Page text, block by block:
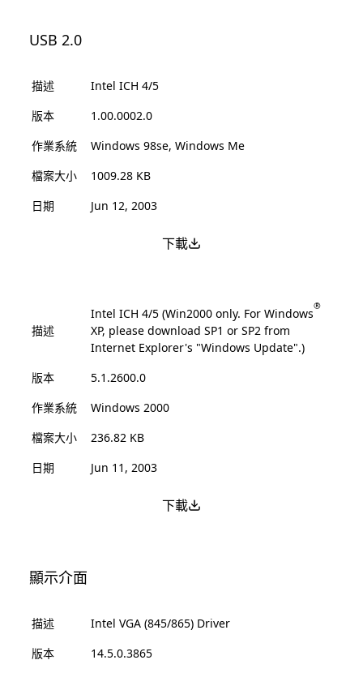
USB 2.0
描述
Intel ICH 4/5
版本
1.00.0002.0
作業系統
Windows 98se, Windows Me
檔案大小
1009.28 KB
日期
Jun 12, 2003
下載
描述
Intel ICH 4/5 (Win2000 only. For Windows®
XP, please download SP1 or SP2 from
Internet Explorer's "Windows Update".)
版本
5.1.2600.0
作業系統
Windows 2000
檔案大小
236.82 KB
日期
Jun 11, 2003
下載
顯示介面
描述
Intel VGA (845/865) Driver
版本
14.5.0.3865